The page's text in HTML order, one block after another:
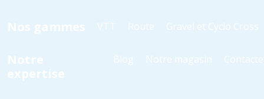
Nos gammes VTT Route Gravel et Cyclo Cross
Notre
expertise
Blog Notre magasin